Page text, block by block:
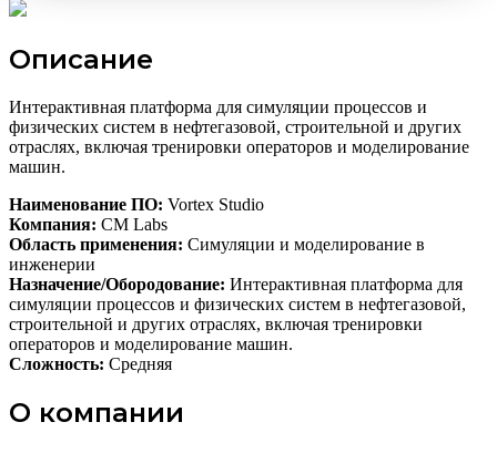
Описание
Интерактивная платформа для симуляции процессов и
физических систем в нефтегазовой, строительной и других
отраслях, включая тренировки операторов и моделирование
машин.
Наименование ПО: Vortex Studio
Компания: CM Labs
Область применения: Симуляции и моделирование в
инженерии
Назначение/Обородование: Интерактивная платформа для
симуляции процессов и физических систем в нефтегазовой,
строительной и других отраслях, включая тренировки
операторов и моделирование машин.
Сложность: Средняя
О компании